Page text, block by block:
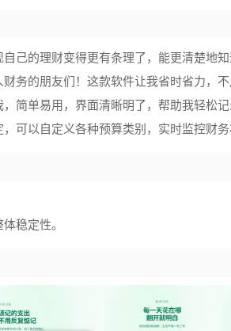
己的理财变得更有条理了，能更清楚地
务的朋友们！这款软件让我省时省力，不
简单易用，界面清晰明了，帮助我轻松记
可以自定义各种预算类别，实时监控财
稳定性。